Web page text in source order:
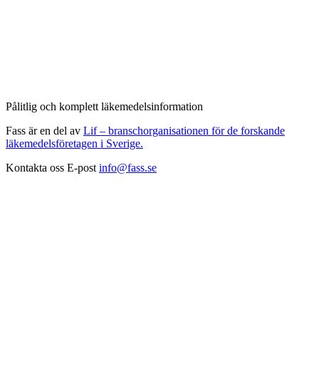
Pålitlig och komplett läkemedelsinformation
Fass är en del av Lif – branschorganisationen för de forskande
läkemedelsföretagen i Sverige.
Kontakta oss E-post info@fass.se